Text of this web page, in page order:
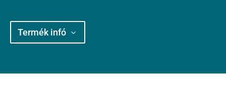
Termék infó